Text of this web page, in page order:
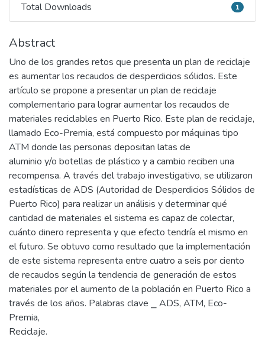
Total Downloads
Total Downloads 1
Abstract
Uno de los grandes retos que presenta un plan de reciclaje
es aumentar los recaudos de desperdicios sólidos. Este
artículo se propone a presentar un plan de reciclaje
complementario para lograr aumentar los recaudos de
materiales reciclables en Puerto Rico. Este plan de reciclaje,
llamado Eco-Premia, está compuesto por máquinas tipo
ATM donde las personas depositan latas de
aluminio y/o botellas de plástico y a cambio reciben una
recompensa. A través del trabajo investigativo, se utilizaron
estadísticas de ADS (Autoridad de Desperdicios Sólidos de
Puerto Rico) para realizar un análisis y determinar qué
cantidad de materiales el sistema es capaz de colectar,
cuánto dinero representa y que efecto tendría el mismo en
el futuro. Se obtuvo como resultado que la implementación
de este sistema representa entre cuatro a seis por ciento
de recaudos según la tendencia de generación de estos
materiales por el aumento de la población en Puerto Rico a
través de los años. Palabras clave ⎯ ADS, ATM, Eco-
Premia,
Reciclaje.